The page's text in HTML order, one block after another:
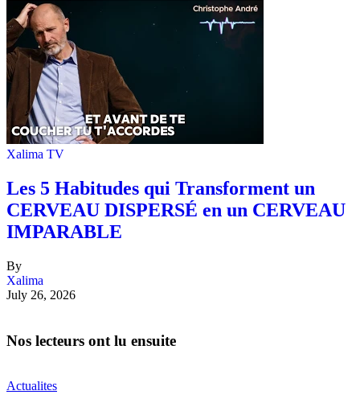
Xalima TV
Les 5 Habitudes qui Transforment un
CERVEAU DISPERSÉ en un CERVEAU
IMPARABLE
By
Xalima
July 26, 2026
Nos lecteurs ont lu ensuite
Actualites